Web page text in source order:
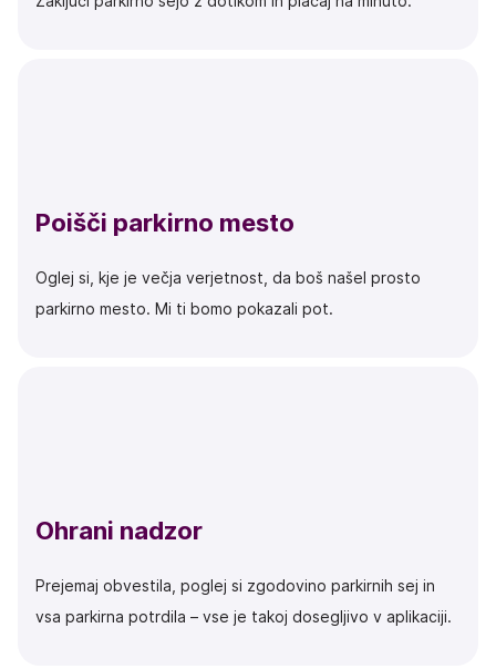
Poišči parkirno mesto
Oglej si, kje je večja verjetnost, da boš našel prosto
parkirno mesto. Mi ti bomo pokazali pot.
Ohrani nadzor
Prejemaj obvestila, poglej si zgodovino parkirnih sej in
vsa parkirna potrdila – vse je takoj dosegljivo v aplikaciji.